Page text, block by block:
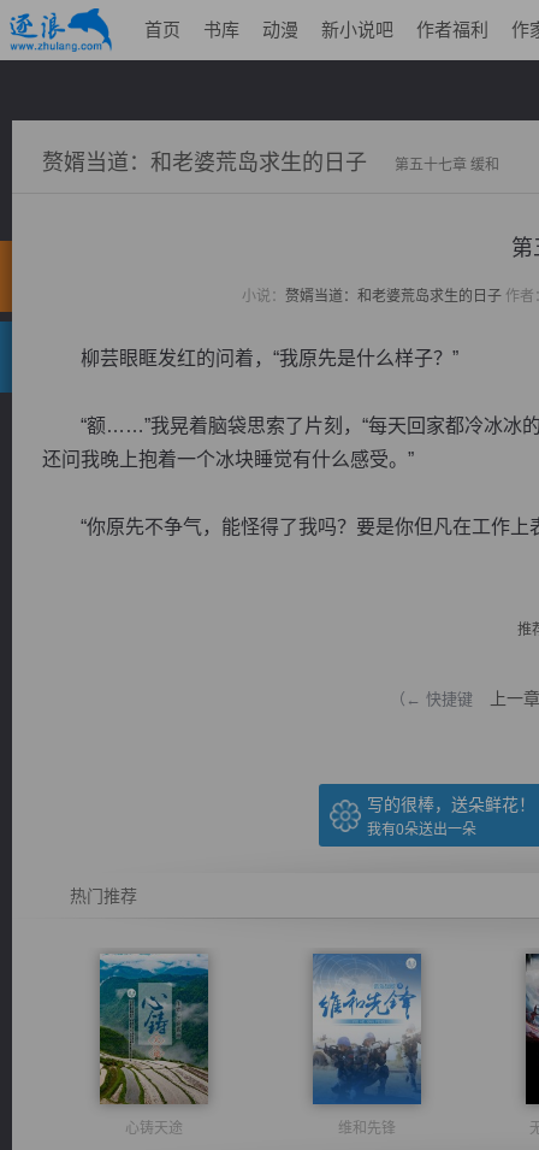
首页 书库 动漫 新小说吧 作者福利 作
赘婿当道：和老婆荒岛求生的日子 第五十七章 缓和
第
小说： 赘婿当道：和老婆荒岛求生的日子作者
柳芸眼眶发红的问着，“我原先是什么样子？”
“额……”我晃着脑袋思索了片刻，“每天回家都冷冰冰的
还问我晚上抱着一个冰块睡觉有什么感受。”
“你原先不争气，能怪得了我吗？要是你但凡在工作上
推
（← 快捷键 上一章
写的很棒，送朵鲜花！
我有0朵送出一朵
热门推荐
心铸天途 维和先锋